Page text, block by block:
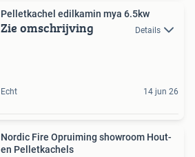
Pelletkachel edilkamin mya 6.5kw
Zie omschrijving Details
Echt 14 jun 26
Nordic Fire Opruiming showroom Hout-
en Pelletkachels